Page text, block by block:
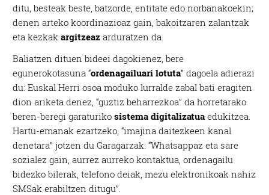
ditu, besteak beste, batzorde, entitate edo norbanakoekin;
denen arteko koordinazioaz gain, bakoitzaren zalantzak
eta kezkakargitzeaz arduratzen da.
Baliatzen dituen bideei dagokienez, bere
egunerokotasuna “ordenagailuari lotuta” dagoela adierazi
du: Euskal Herri osoa moduko lurralde zabal bati eragiten
dion ariketa denez, “guztiz beharrezkoa” da horretarako
beren-beregi garaturikosistema digitalizatua edukitzea.
Hartu-emanak ezartzeko, “imajina daitezkeen kanal
denetara” jotzen du Garagarzak: “Whatsappaz eta sare
sozialez gain, aurrez aurreko kontaktua, ordenagailu
bidezko bilerak, telefono deiak, mezu elektronikoak nahiz
SMSak erabiltzen ditugu”.